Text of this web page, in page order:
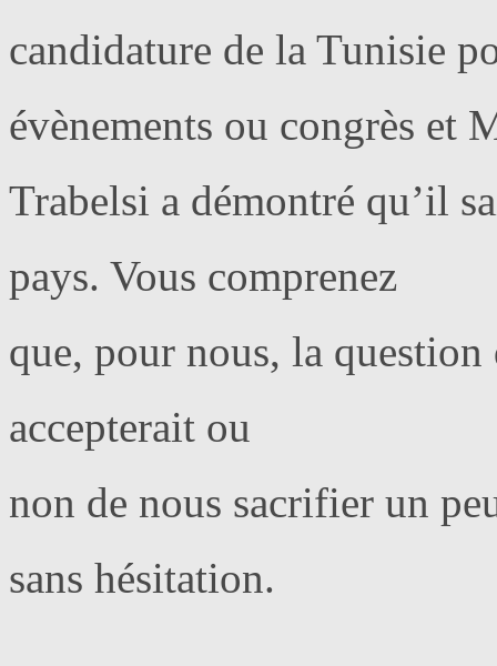
candidature de la Tunisie
évènements ou congrès et
Trabelsi a démontré qu’il
pays. Vous comprenez
que, pour nous, la
accepterait ou
non de nous sacrifier un
sans hésitation.